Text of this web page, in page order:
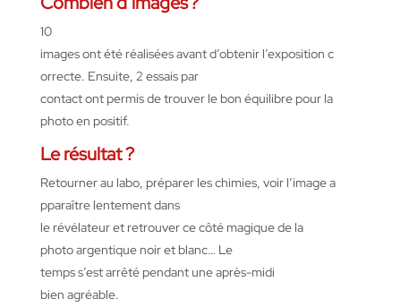
10
imagesontété réaliséesavantd’obtenir l’exposition c
orrecte. Ensuite, 2 essais par
contactont permisdetrouver le bon équilibre pour la
photoen positif.
Le résultat ?
Retournerau labo, préparer leschimies, voir l’imagea
pparaître lentementdans
le révélateuret retrouvercecôté magiquede la
photoargentique noir et blanc… Le
tempss’estarrêté pendantuneaprès-midi
bien agréable.